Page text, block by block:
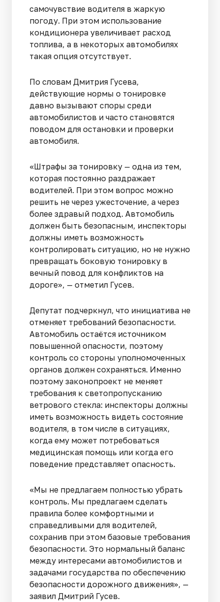
самочувствие водителя в жаркую
погоду. При этом использование
кондиционера увеличивает расход
топлива, а в некоторых автомобилях
такая опция отсутствует.
По словам Дмитрия Гусева,
действующие нормы о тонировке
давно вызывают споры среди
автомобилистов и часто становятся
поводом для остановки и проверки
автомобиля.
«Штрафы за тонировку — одна из тем,
которая постоянно раздражает
водителей. При этом вопрос можно
решить не через ужесточение, а через
более здравый подход. Автомобиль
должен быть безопасным, инспекторы
должны иметь возможность
контролировать ситуацию, но не нужно
превращать боковую тонировку в
вечный повод для конфликтов на
дороге», — отметил Гусев.
Депутат подчеркнул, что инициатива не
отменяет требований безопасности.
Автомобиль остаётся источником
повышенной опасности, поэтому
контроль со стороны уполномоченных
органов должен сохраняться. Именно
поэтому законопроект не меняет
требования к светопропусканию
ветрового стекла: инспекторы должны
иметь возможность видеть состояние
водителя, в том числе в ситуациях,
когда ему может потребоваться
медицинская помощь или когда его
поведение представляет опасность.
«Мы не предлагаем полностью убрать
контроль. Мы предлагаем сделать
правила более комфортными и
справедливыми для водителей,
сохранив при этом базовые требования
безопасности. Это нормальный баланс
между интересами автомобилистов и
задачами государства по обеспечению
безопасности дорожного движения», —
заявил Дмитрий Гусев.